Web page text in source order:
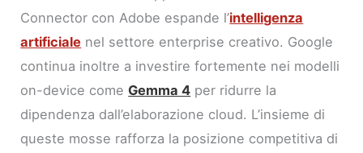
Connector con Adobe espande l’intelligenza
artificiale nel settore enterprise creativo. Google
continua inoltre a investire fortemente nei modelli
on-device comeGemma 4 per ridurre la
dipendenza dall’elaborazione cloud. L’insieme di
queste mosse rafforza la posizione competitiva di